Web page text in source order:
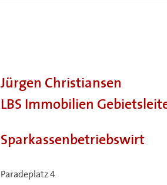
Jürgen Christiansen
LBS Immobilien
Sparkassenbetriebswirt
Paradeplatz 4